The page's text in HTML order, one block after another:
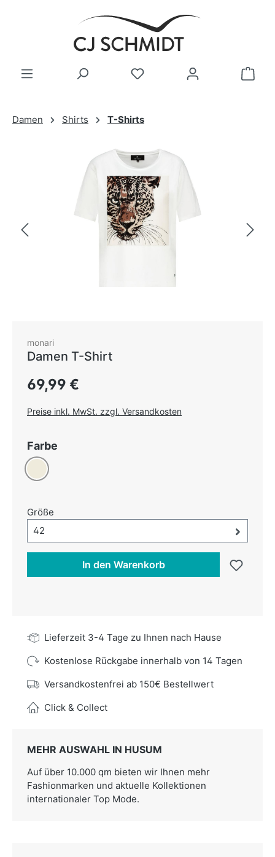
Zum Hauptinhalt springen
Damen Shirts T-Shirts
Bildergalerie überspringen
monari
Damen T-Shirt
Regulärer Preis:
69,99 €
Preise inkl. MwSt. zzgl. Versandkosten
Farbe
Creme
Größe
Größe-Auswahl öffnen, aktuell ausgewählt:
42
In den Warenkorb
Lieferzeit 3-4 Tage zu Ihnen nach Hause
Kostenlose Rückgabe innerhalb von 14 Tagen
Versandkostenfrei ab 150€ Bestellwert
Click & Collect
MEHR AUSWAHL IN HUSUM
Auf über 10.000 qm bieten wir Ihnen mehr
Fashionmarken und aktuelle Kollektionen
internationaler Top Mode.